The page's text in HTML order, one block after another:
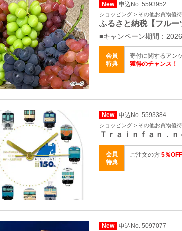
New 申込No. 5593952
ショッピング > その他お買物優待
ふるさと納税【フルー
■キャンペーン期間：
会員
特典
寄付に関するアン
獲得のチャンス！
New 申込No. 5593384
ショッピング > その他お買物優待
Ｔｒａｉｎｆａｎ．ｎ
会員
特典
ご注文の方 5％OFF
New 申込No. 5097077